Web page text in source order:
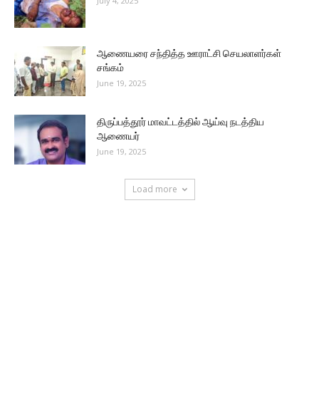
ஆணையரை சந்தித்த ஊராட்சி செயலாளர்கள்
சங்கம்
June 19, 2025
திருப்பத்தூர் மாவட்டத்தில் ஆய்வு நடத்திய
ஆணையர்
June 19, 2025
Load more